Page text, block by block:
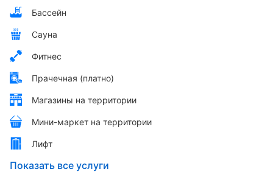
Бассейн
Сауна
Фитнес
Прачечная (платно)
Магазины на территории
Мини-маркет на территории
Лифт
Показать все услуги